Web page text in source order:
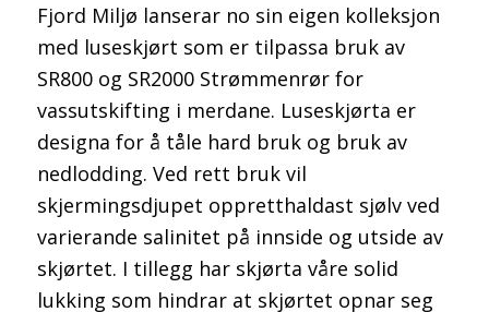
Fjord Miljø lanserar no sin eigen kolleksjon
med luseskjørt som er tilpassa bruk av
SR800 og SR2000 Strømmenrør for
vassutskifting i merdane. Luseskjørta er
designa for å tåle hard bruk og bruk av
nedlodding. Ved rett bruk vil
skjermingsdjupet oppretthaldast sjølv ved
varierande salinitet på innside og utside av
skjørtet. I tillegg har skjørta våre solid
lukking som hindrar at skjørtet opnar seg